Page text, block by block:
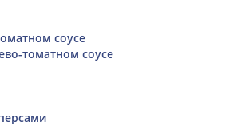
соусе
томатном соусе